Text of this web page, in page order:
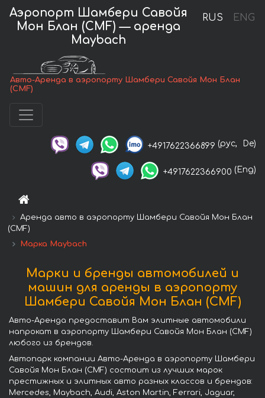
RUS ENG
Аэропорт Шамбери Савойя
Мон Блан (CMF) — аренда
Maybach
Авто-Аренда в аэропорту Шамбери Савойя Мон Блан
(CMF)
+4917622366899 (рус, De)
+4917622366900 (Eng)
Аренда авто в аэропорту Шамбери Савойя Мон Блан
(CMF)
Марка Maybach
Марки и бренды автомобилей и
машин для аренды в аэропорту
Шамбери Савойя Мон Блан (CMF)
Авто-Аренда предоставит Вам элитные автомобили
напрокат в аэропорту Шамбери Савойя Мон Блан (CMF)
любого из брендов.
Автопарк компании Авто-Аренда в аэропорту Шамбери
Савойя Мон Блан (CMF) состоит из лучших марок
престижных и элитных авто разных классов и брендов:
Mercedes, Maybach, Audi, Aston Martin, Ferrari, Jaguar,